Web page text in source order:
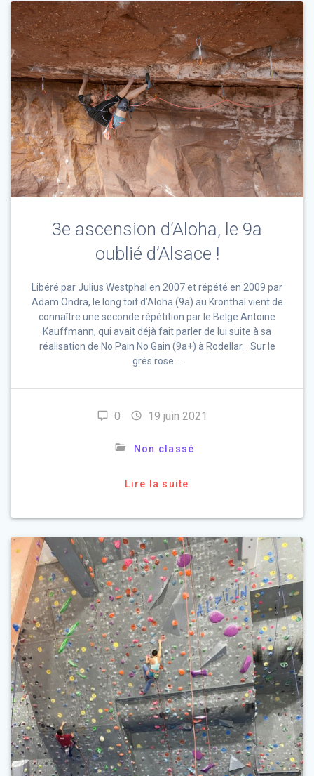
3e ascension d’Aloha, le 9a
oublié d’Alsace !
Libéré par Julius Westphal en 2007 et répété en 2009 par
Adam Ondra, le long toit d’Aloha (9a) au Kronthal vient de
connaître une seconde répétition par le Belge Antoine
Kauffmann, qui avait déjà fait parler de lui suite à sa
réalisation de No Pain No Gain (9a+) à Rodellar. Sur le
grès rose …
0 19 juin 2021
Non classé
Lire la suite